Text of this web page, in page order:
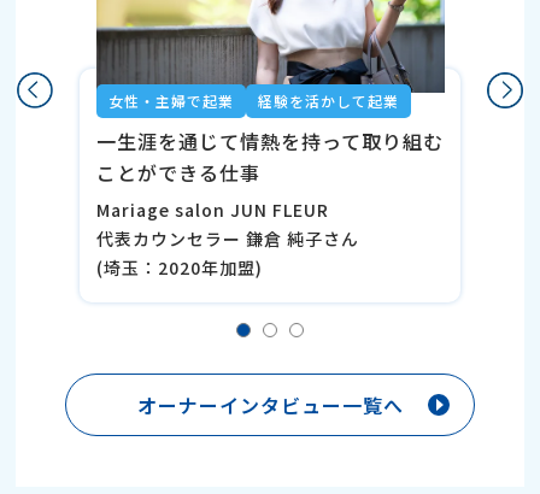
女性・主婦で起業 経験を活かして起業
一生涯を通じて情熱を持って取り組む
ことができる仕事
Mariage salon JUN FLEUR
代表カウンセラー 鎌倉 純子さん
(埼玉：2020年加盟)
オーナーインタビュー一覧へ